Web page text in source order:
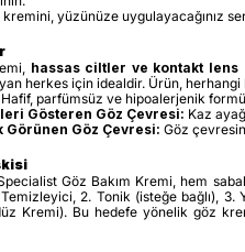
kremini, yüzünüze uygulayacağınız
hassas ciltler ve kontakt lens
herkes için idealdir. Ürün,
Hafif, parfümsüz ve hipoalerjenik
Gösteren Göz Çevresi: Kaz
Görünen Göz Çevresi: Göz
Göz Bakım Kremi, hem
2. Tonik (isteğe bağlı),
Kremi). Bu hedefe yönelik göz